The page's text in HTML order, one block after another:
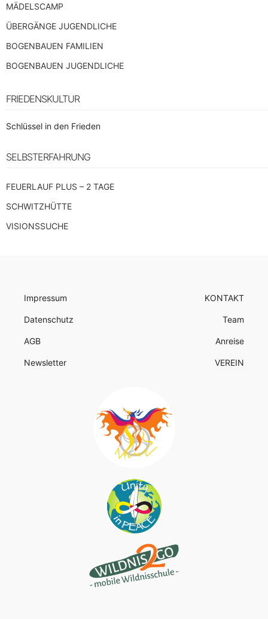
MÄDELSCAMP
ÜBERGÄNGE JUGENDLICHE
BOGENBAUEN FAMILIEN
BOGENBAUEN JUGENDLICHE
FRIEDENSKULTUR
Schlüssel in den Frieden
SELBSTERFAHRUNG
FEUERLAUF PLUS – 2 TAGE
SCHWITZHÜTTE
VISIONSSUCHE
Impressum
Datenschutz
AGB
Newsletter
KONTAKT
Team
Anreise
VEREIN